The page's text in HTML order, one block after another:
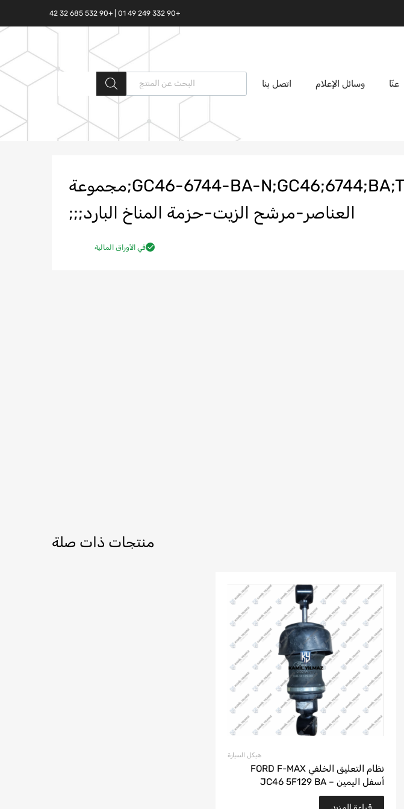
+90 332 249 49 01 | +90 532 685 32 42
عنّا وسائل الإعلام اتصل بنا
البحث المنتجات
GC46-6744-BA-N;GC46;6744;BA;T319341;مجموعة
العناصر-مرشح الزيت-حزمة المناخ البارد;;;
في الأوراق المالية
منتجات ذات صلة
هيكل السيارة
نظام التعليق الخلفي FORD F-MAX
أسفل اليمين – JC46 5F129 BA